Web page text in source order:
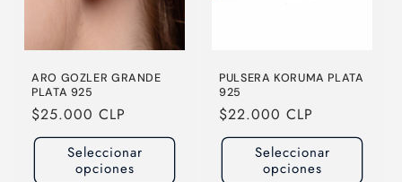
ARO GOZLER GRANDE
PLATA 925
Precio
habitual
$25.000 CLP
Seleccionar
opciones
PULSERA KORUMA PLATA
925
Precio
habitual
$22.000 CLP
Seleccionar
opciones